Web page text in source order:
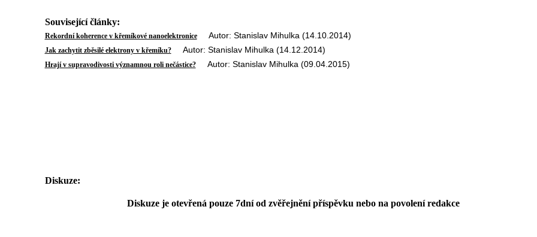
Související články:
Rekordní koherence v křemíkové nanoelektroniceAutor: Stanislav Mihulka (14.10.2014)
Jak zachytit zběsilé elektrony v křemíku?Autor: Stanislav Mihulka (14.12.2014)
Hrají v supravodivosti významnou roli nečástice?Autor: Stanislav Mihulka (09.04.2015)
Diskuze:
Diskuze je otevřená pouze 7dní od zvěřejnění příspěvku nebo na povolení redakce